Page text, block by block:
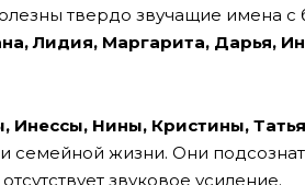
твердо звучащие имена
Лидия, Маргарита, Дарья,
Инессы, Нины, Кристины,
семейной жизни. Они
звуковое усиление.